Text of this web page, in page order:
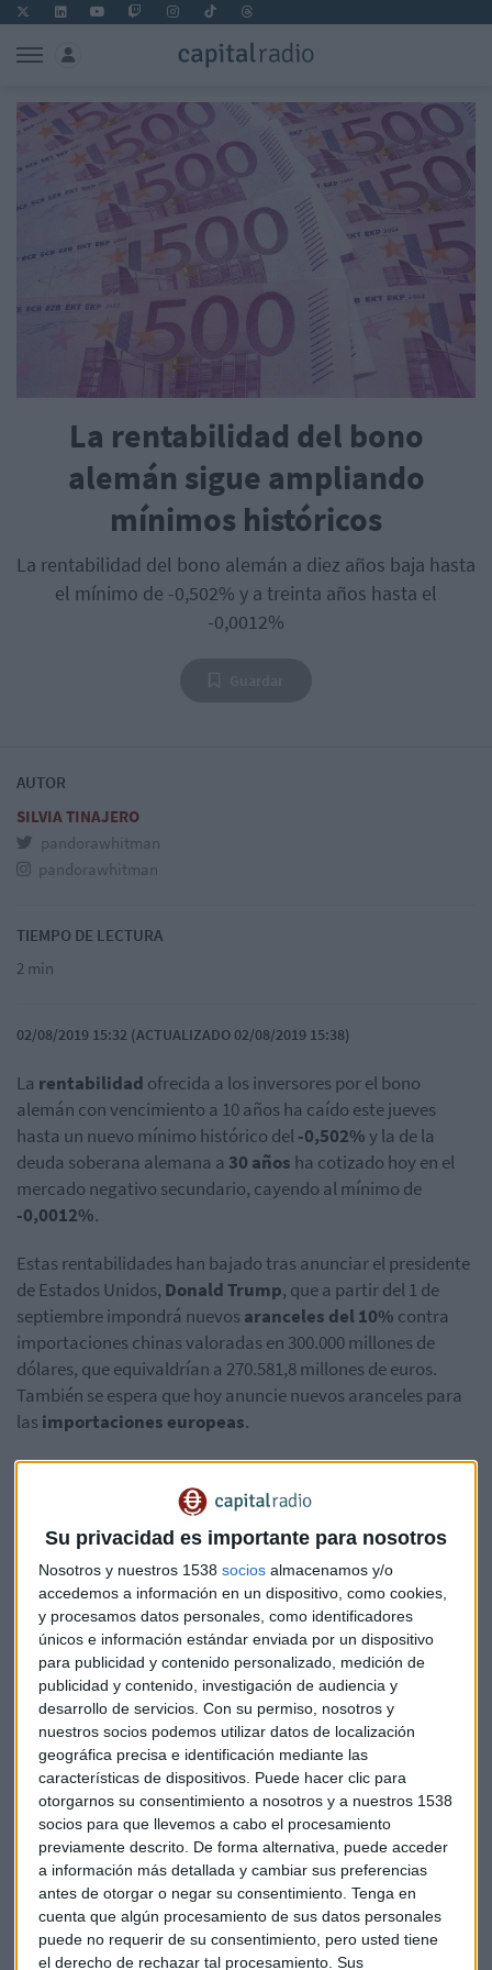
Su privacidad es importante para nosotros
Nosotros y nuestros 1538 socios almacenamos y/o
accedemos a información en un dispositivo, como cookies,
y procesamos datos personales, como identificadores
únicos e información estándar enviada por un dispositivo
para publicidad y contenido personalizado, medición de
publicidad y contenido, investigación de audiencia y
desarrollo de servicios. Con su permiso, nosotros y
nuestros socios podemos utilizar datos de localización
geográfica precisa e identificación mediante las
características de dispositivos. Puede hacer clic para
otorgarnos su consentimiento a nosotros y a nuestros 1538
socios para que llevemos a cabo el procesamiento
previamente descrito. De forma alternativa, puede acceder
a información más detallada y cambiar sus preferencias
antes de otorgar o negar su consentimiento. Tenga en
cuenta que algún procesamiento de sus datos personales
puede no requerir de su consentimiento, pero usted tiene
el derecho de rechazar tal procesamiento. Sus
La rentabilidad del bono
alemán sigue ampliando
mínimos históricos
La rentabilidad del bono alemán a diez años baja hasta
el mínimo de -0,502% y a treinta años hasta el
-0,0012%
AUTOR
SILVIA TINAJERO
pandorawhitman
pandorawhitman
TIEMPO DE LECTURA
2 min
02/08/2019 15:32 (ACTUALIZADO 02/08/2019 15:38)
La rentabilidad ofrecida a los inversores por el bono
alemán con vencimiento a 10 años ha caído este jueves
hasta un nuevo mínimo histórico del-0,502%y la de la
deuda soberana alemana a 30 años ha cotizado hoy en el
mercado negativo secundario, cayendo al mínimo de
-0,0012%.
Estas rentabilidades han bajado tras anunciar el presidente
de Estados Unidos, Donald Trump, que a partir del 1 de
septiembre impondrá nuevosaranceles del 10% contra
importaciones chinas valoradas en 300.000 millones de
dólares, que equivaldrían a 270.581,8 millones de euros.
También se espera que hoy anuncie nuevos aranceles para
lasimportaciones europeas.
Otra de las circunstancias que influyen en la incertidumbre
de los inversores y, por tanto, en esta bajada de rentabilidad
la salida del Reino Unido de la Unión Europea sin
acuerdoes cada vez más probable.
El rendimiento del bono germano en elmercado
secundarioha iniciado hoy la jornada en los mercados
situado en -0,478%, después de haber cerrado ayer en el
-0,455%.
Este rendimiento ya se había situado ennegativopor
primera vez en su historia enmarzo de este año
abril volvió a ofrecer rentabilidades positivas. A principio de
mayo el interés ofrecido a los inversores en el “bund”
comenzó a bajar hasta que ha llegado al -0,5% de hoy.
Por otra parte, la rentabilidad exigda delbono español a
diez añosen el mercado secundario se situaba en0,261%
tras el toque de campana en los mercados, aunque ha
llegado a situarse hasta un mínimo intradía del 0,230%,